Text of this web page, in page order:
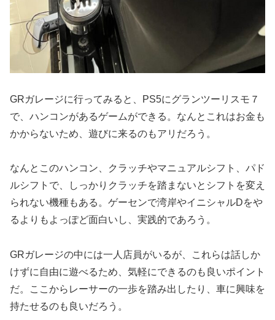
GRガレージに行ってみると、PS5にグランツーリスモ７
で、ハンコンがあるゲームができる。なんとこれはお金も
かからないため、遊びに来るのもアリだろう。
なんとこのハンコン、クラッチやマニュアルシフト、パド
ルシフトで、しっかりクラッチを踏まないとシフトを変え
られない機種もある。ゲーセンで湾岸やイニシャルDをや
るよりもよっぽど面白いし、実践的であろう。
GRガレージの中には一人店員がいるが、これらは話しか
けずに自由に遊べるため、気軽にできるのも良いポイント
だ。ここからレーサーの一歩を踏み出したり、車に興味を
持たせるのも良いだろう。